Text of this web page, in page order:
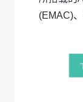
(EMAC)